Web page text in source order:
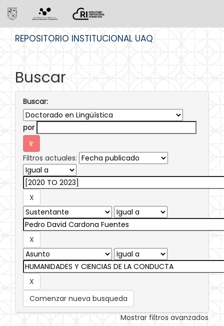
REPOSITORIO INSTITUCIONAL UAQ
Buscar
Buscar:
por
Filtros actuales:
Comenzar nueva busqueda
Mostrar filtros avanzados